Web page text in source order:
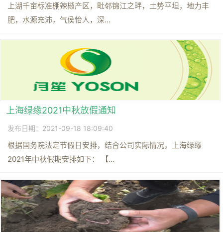
上湖千亩标准棚辣椒产区，毗邻锦江之畔，土势平坦，地力丰
肥，水源充沛，气侯怡人，深...
上海绿缘2021中秋放假通知
发布日期：2021-09-18 18:09:40
根据国务院法定节假日安排，结合公司实际情况，上海绿缘
2021年中秋假期安排如下： 【...